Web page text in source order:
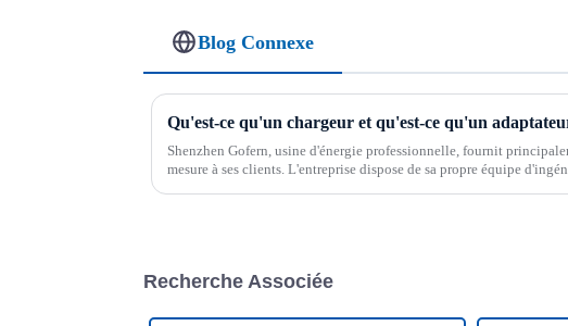
Blog Connexe
Qu'est-ce qu'un chargeur et qu'est-ce qu'un
Shenzhen Gofern, usine d'énergie professionnelle, fournit
mesure à ses clients. L'entreprise dispose de sa propre équipe
Recherche Associée